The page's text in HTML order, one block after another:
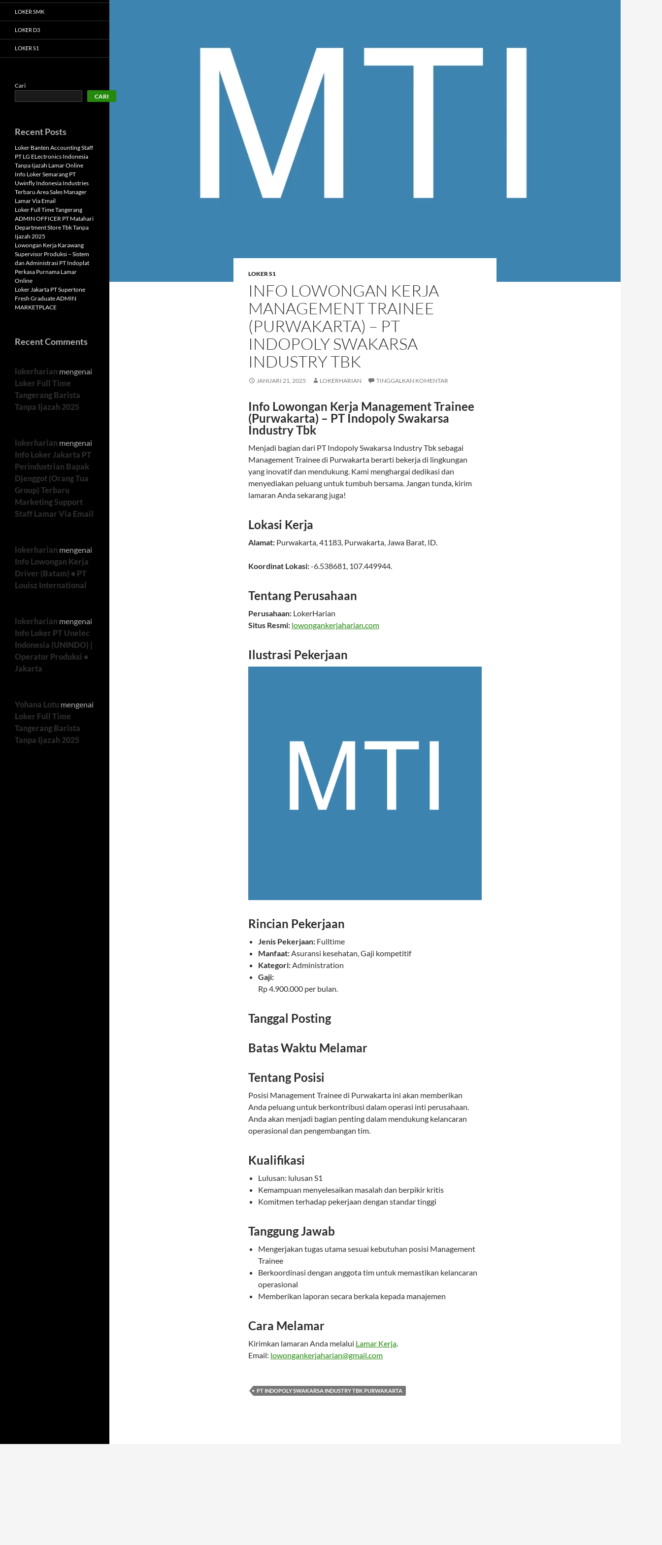
LOKER S1
INFO LOWONGAN KERJA
MANAGEMENT TRAINEE
(PURWAKARTA) – PT
INDOPOLY SWAKARSA
INDUSTRY TBK
JANUARI 21, 2025 LOKERHARIAN TINGGALKAN KOMENTAR
Info Lowongan Kerja Management Trainee
(Purwakarta) – PT Indopoly Swakarsa
Industry Tbk
Menjadi bagian dari PT Indopoly Swakarsa Industry Tbk sebagai
Management Trainee di Purwakarta berarti bekerja di lingkungan
yang inovatif dan mendukung. Kami menghargai dedikasi dan
menyediakan peluang untuk tumbuh bersama. Jangan tunda, kirim
lamaran Anda sekarang juga!
Lokasi Kerja
Alamat: Purwakarta,41183, Purwakarta, Jawa Barat, ID.
Koordinat Lokasi:-6.538681, 107.449944.
Tentang Perusahaan
Perusahaan: LokerHarian
Situs Resmi: lowongankerjaharian.com
Ilustrasi Pekerjaan
Rincian Pekerjaan
Jenis Pekerjaan: Fulltime
Manfaat:Asuransi kesehatan, Gaji kompetitif
Kategori:Administration
Gaji:
Rp 4.900.000 per bulan.
Tanggal Posting
Batas Waktu Melamar
Tentang Posisi
Posisi Management Trainee di Purwakarta ini akan memberikan
Anda peluang untuk berkontribusi dalam operasi inti perusahaan.
Anda akan menjadi bagian penting dalam mendukung kelancaran
operasional dan pengembangan tim.
Kualifikasi
Lulusan: lulusan S1
Kemampuan menyelesaikan masalah dan berpikir kritis
Komitmen terhadap pekerjaan dengan standar tinggi
Tanggung Jawab
Mengerjakan tugas utama sesuai kebutuhan posisi Management
Trainee
Berkoordinasi dengan anggota tim untuk memastikan kelancaran
operasional
Memberikan laporan secara berkala kepada manajemen
Cara Melamar
Kirimkan lamaran Anda melalui Lamar Kerja.
Email: lowongankerjaharian@gmail.com
PT INDOPOLY SWAKARSA INDUSTRY TBK PURWAKARTA
LOKER SMK
LOKER D3
LOKER S1
Cari
CARI
Recent Posts
Loker Banten Accounting Staff
PT LG ELectronics Indonesia
Tanpa Ijazah Lamar Online
Info Loker Semarang PT
Uwinfly Indonesia Industries
Terbaru Area Sales Manager
Lamar Via Email
Loker Full Time Tangerang
ADMIN OFFICER PT Matahari
Department Store Tbk Tanpa
Ijazah 2025
Lowongan Kerja Karawang
Supervisor Produksi – Sistem
dan Administrasi PT Indoplat
Perkasa Purnama Lamar
Online
Loker Jakarta PT Supertone
Fresh Graduate ADMIN
MARKETPLACE
Recent Comments
lokerharian mengenai
Loker Full Time
Tangerang Barista
Tanpa Ijazah 2025
lokerharian mengenai
Info Loker Jakarta PT
Perindustrian Bapak
Djenggot (Orang Tua
Group) Terbaru
Marketing Support
Staff Lamar Via Email
lokerharian mengenai
Info Lowongan Kerja
Driver (Batam) • PT
Louisz International
lokerharian mengenai
Info Loker PT Unelec
Indonesia (UNINDO) |
Operator Produksi •
Jakarta
Yohana Lotu mengenai
Loker Full Time
Tangerang Barista
Tanpa Ijazah 2025